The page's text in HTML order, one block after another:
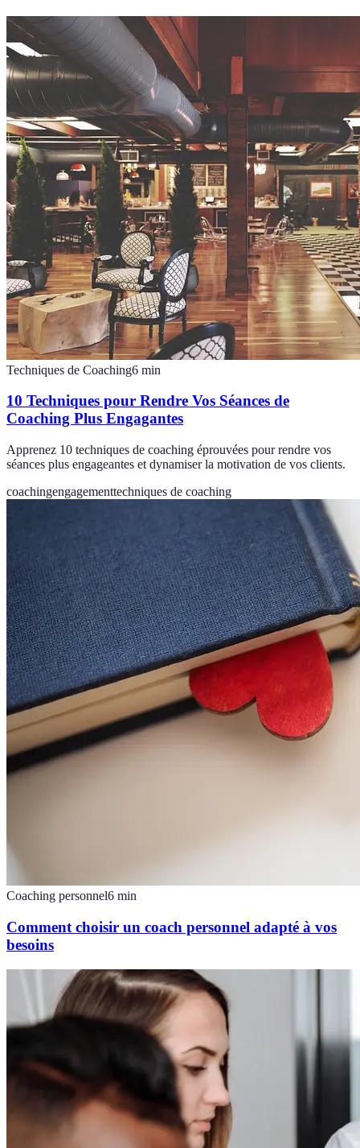
Techniques de Coaching6 min
10 Techniques pour Rendre Vos Séances de
Coaching Plus Engagantes
Apprenez 10 techniques de coaching éprouvées pour rendre vos
séances plus engageantes et dynamiser la motivation de vos clients.
coachingengagementtechniques de coaching
Coaching personnel6 min
Comment choisir un coach personnel adapté à vos
besoins